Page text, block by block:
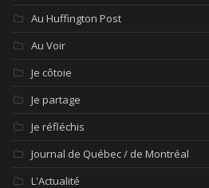
Au Huffington Post
Au Voir
Je côtoie
Je partage
Je réfléchis
Journal de Québec / de Montréal
L'Actualité